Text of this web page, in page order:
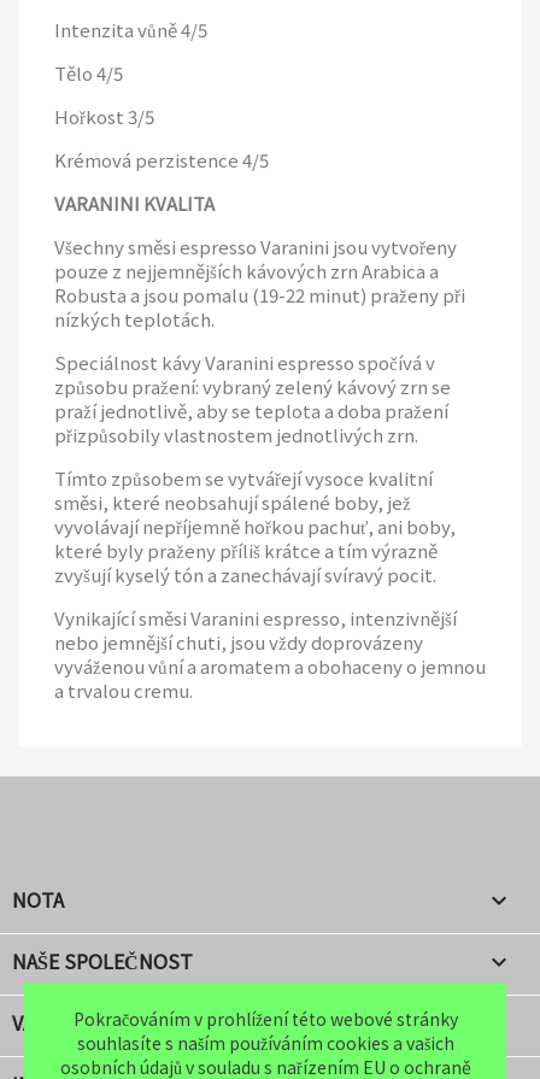
Pokračováním v prohlížení této webové stránky
souhlasíte s naším používáním cookies a vašich
osobních údajů v souladu s nařízením EU o ochraně
Intenzita vůně 4/5
Tělo 4/5
Hořkost 3/5
Krémová perzistence 4/5
VARANINI KVALITA
Všechny směsi espresso Varanini jsou vytvořeny
pouze z nejjemnějších kávových zrn Arabica a
Robusta a jsou pomalu (19-22 minut) praženy při
nízkých teplotách.
Speciálnost kávy Varanini espresso spočívá v
způsobu pražení: vybraný zelený kávový zrn se
praží jednotlivě, aby se teplota a doba pražení
přizpůsobily vlastnostem jednotlivých zrn.
Tímto způsobem se vytvářejí vysoce kvalitní
směsi, které neobsahují spálené boby, jež
vyvolávají nepříjemně hořkou pachuť, ani boby,
které byly praženy příliš krátce a tím výrazně
zvyšují kyselý tón a zanechávají svíravý pocit.
Vynikající směsi Varanini espresso, intenzivnější
nebo jemnější chuti, jsou vždy doprovázeny
vyváženou vůní a aromatem a obohaceny o jemnou
a trvalou cremu.
NOTA 
NAŠE SPOLEČNOST 
VÁŠ ÚČETPokračováním v prohlížení této webové stránky
souhlasíte s naším používáním cookies a vašich
osobních údajů v souladu s nařízením EU o ochraně